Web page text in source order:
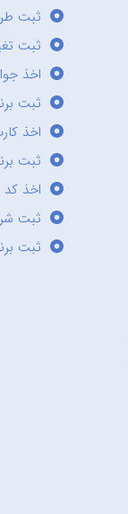
ثبت
ثبت
اخذ
ثبت
اخذ
ثبت
اخذ کد
ثبت
ثبت